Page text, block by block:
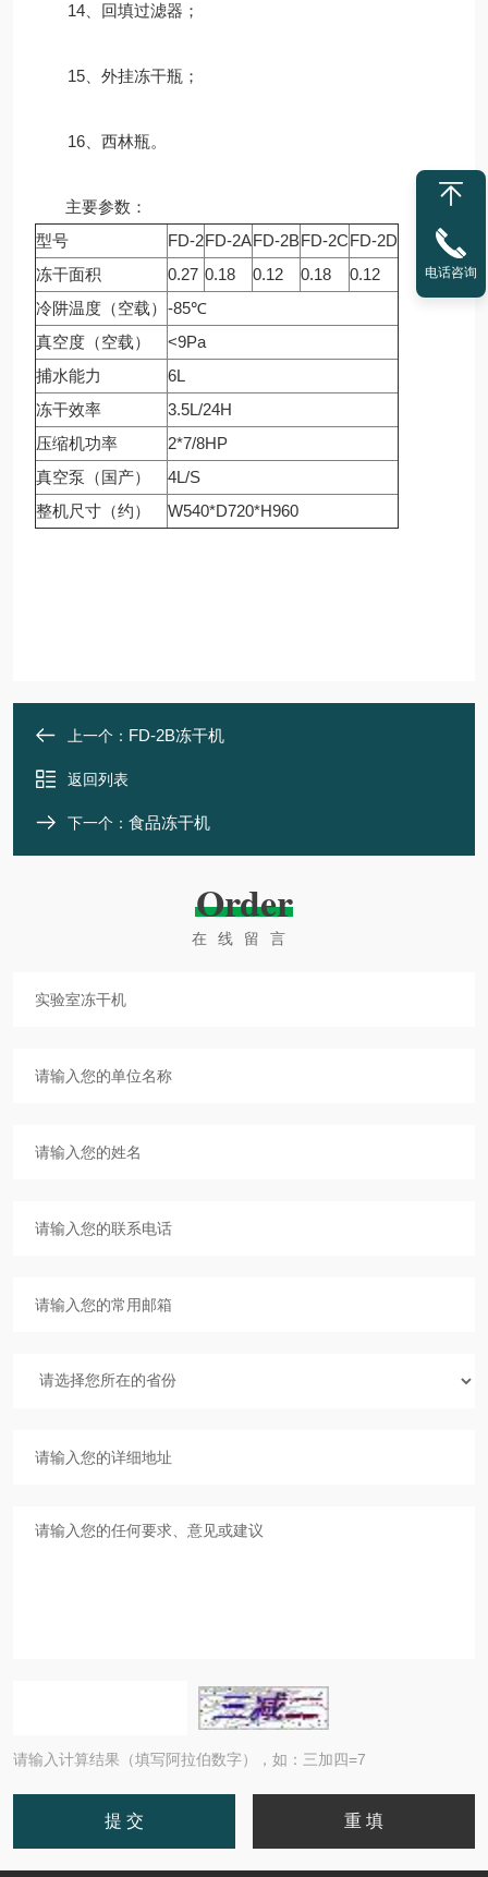
14、回填过滤器；
15、外挂冻干瓶；
16、西林瓶。
主要参数：
型号
FD-2FD-2AFD-2BFD-2CFD-2D
冻干面积
0.27 0.18 0.12 0.18
0.12
冷阱温度（空载） -85℃
真空度（空载）
<9Pa
捕水能力
6L
冻干效率
3.5L/24H
压缩机功率
2*7/8HP
真空泵（国产）
4L/S
整机尺寸（约）
W540*D720*H960
上一个： FD-2B冻干机
返回列表
下一个： 食品冻干机
Order
在线留言
请输入计算结果（填写阿拉伯数字），如：三加四=7
电话咨询